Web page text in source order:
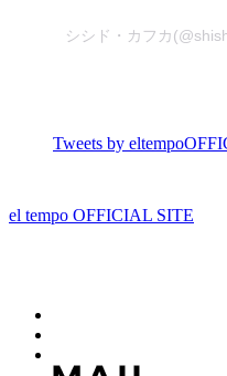
シシド・カフカ
Tweets by
el tempo OFFICIAL SITE